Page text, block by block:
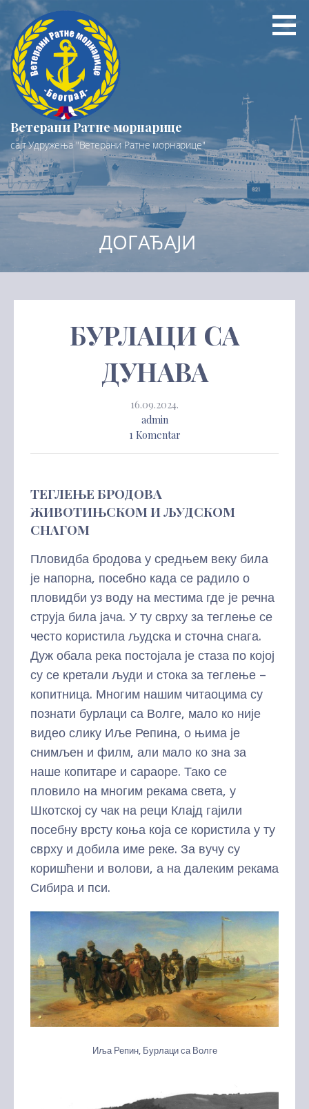
Preskoči
sadržaj
Ветерани Ратне морнарице
сајт Удружења "Ветерани Ратне морнарице"
ДОГАЂАЈИ
БУРЛАЦИ СА
ДУНАВА
16.09.2024.
admin
1 Komentar
ТЕГЛЕЊЕ БРОДОВА
ЖИВОТИЊСКОМ И ЉУДСКОМ
СНАГОМ
Пловидба бродова у средњем веку била
је напорна, посебно када се радило о
пловидби уз воду на местима где је речна
струја била јача. У ту сврху за теглење се
често користила људска и сточна снага.
Дуж обала река постојала је стаза по којој
су се кретали људи и стока за теглење –
копитница. Многим нашим читаоцима су
познати бурлаци са Волге, мало ко није
видео слику Иље Репина, о њима је
снимљен и филм, али мало ко зна за
наше копитаре и сараоре. Тако се
пловило на многим рекама света, у
Шкотској су чак на реци Клајд гајили
посебну врсту коња која се користила у ту
сврху и добила име реке. За вучу су
коришћени и волови, а на далеким рекама
Сибира и пси.
Иља Репин, Бурлаци са Волге